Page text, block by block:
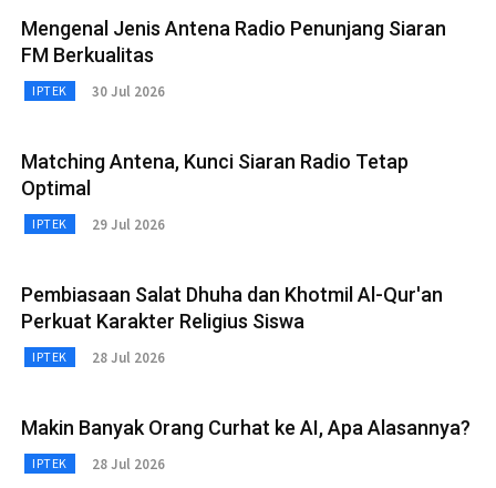
Mengenal Jenis Antena Radio Penunjang Siaran
FM Berkualitas
IPTEK 30 Jul 2026
Matching Antena, Kunci Siaran Radio Tetap
Optimal
IPTEK 29 Jul 2026
Pembiasaan Salat Dhuha dan Khotmil Al-Qur'an
Perkuat Karakter Religius Siswa
IPTEK 28 Jul 2026
Makin Banyak Orang Curhat ke AI, Apa Alasannya?
IPTEK 28 Jul 2026